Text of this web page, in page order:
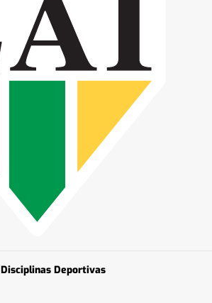
Disciplinas Deportivas